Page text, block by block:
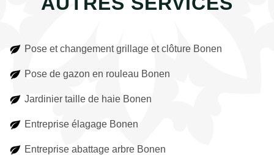
Pose et changement grillage et clôture Bonen
Pose de gazon en rouleau Bonen
Jardinier taille de haie Bonen
Entreprise élagage Bonen
Entreprise abattage arbre Bonen